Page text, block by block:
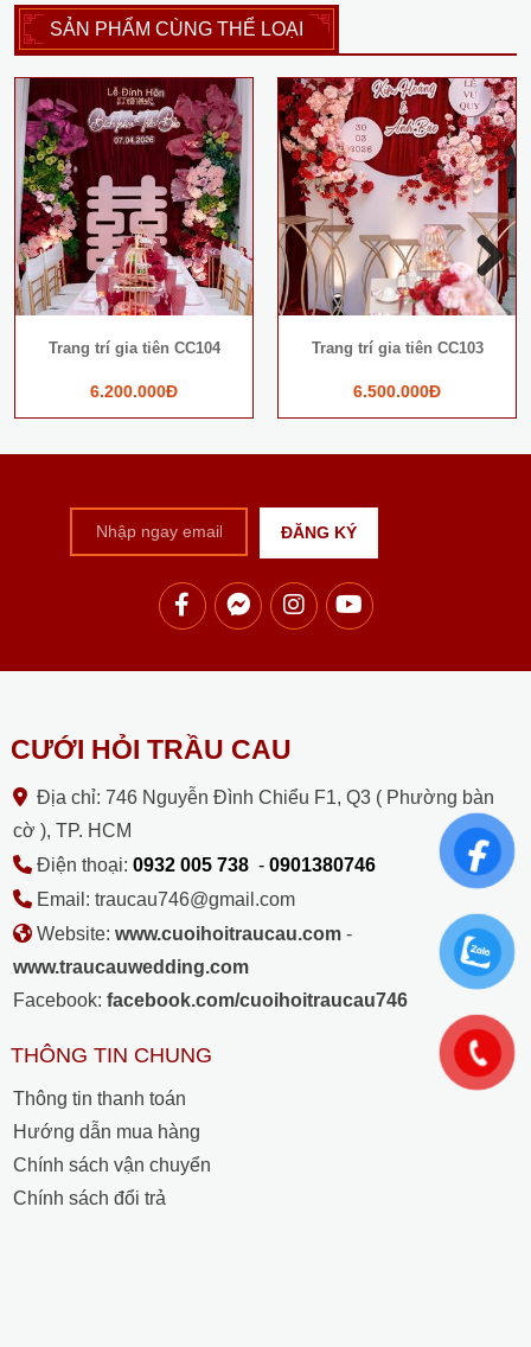
SẢN PHẨM CÙNG THỂ LOẠI
Trang trí gia tiên CC104
6.200.000Đ
Trang trí gia tiên CC103
6.500.000Đ
Next
CƯỚI HỎI TRẦU CAU
Địa chỉ: 746 Nguyễn Đình Chiểu F1, Q3 ( Phường bàn
cờ ), TP. HCM
Điện thoại: 0932 005 738- 0901380746
Email: traucau746@gmail.com
Website: www.cuoihoitraucau.com -
www.traucauwedding.com
Facebook: facebook.com/cuoihoitraucau746
THÔNG TIN CHUNG
Thông tin thanh toán
Hướng dẫn mua hàng
Chính sách vận chuyển
Chính sách đổi trả